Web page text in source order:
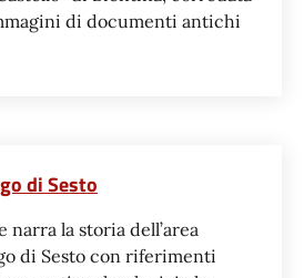
di documenti antichi
di Sesto
narra la storia dell’area
di Sesto con riferimenti